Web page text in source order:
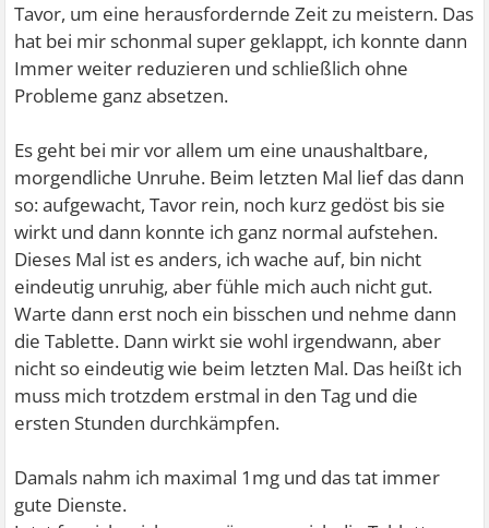
Tavor, um eine herausfordernde Zeit zu meistern. Das
hat bei mir schonmal super geklappt, ich konnte dann
Immer weiter reduzieren und schließlich ohne
Probleme ganz absetzen.
Es geht bei mir vor allem um eine unaushaltbare,
morgendliche Unruhe. Beim letzten Mal lief das dann
so: aufgewacht, Tavor rein, noch kurz gedöst bis sie
wirkt und dann konnte ich ganz normal aufstehen.
Dieses Mal ist es anders, ich wache auf, bin nicht
eindeutig unruhig, aber fühle mich auch nicht gut.
Warte dann erst noch ein bisschen und nehme dann
die Tablette. Dann wirkt sie wohl irgendwann, aber
nicht so eindeutig wie beim letzten Mal. Das heißt ich
muss mich trotzdem erstmal in den Tag und die
ersten Stunden durchkämpfen.
Damals nahm ich maximal 1mg und das tat immer
gute Dienste.